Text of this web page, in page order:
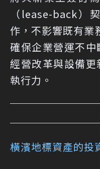
（lease-back）
作，不影響既有
確保企業營運不
經營改革與設備
執行力。
橫濱地標資產的投